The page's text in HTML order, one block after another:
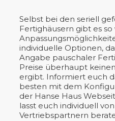
Selbst bei den seriell
Fertighäusern gibt es so
individuelle Optionen,
Angabe pauschaler
Preise überhaupt
ergibt. Informiert euch
besten mit dem
der Hanse Haus
lasst euch individuell
Vertriebspartnern